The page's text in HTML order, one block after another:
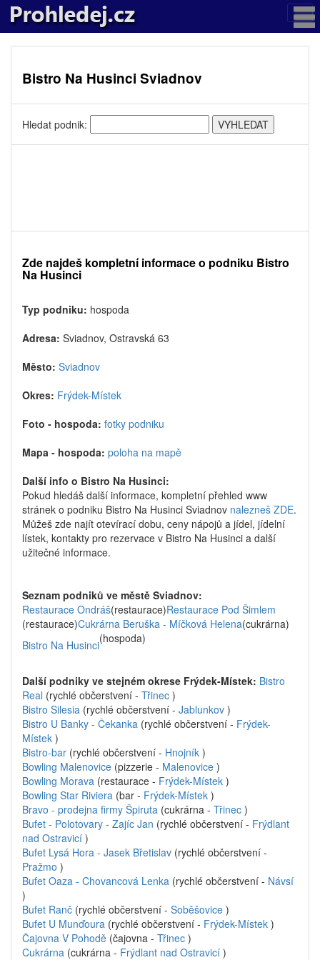
Bistro Na Husinci Sviadnov
Hledat podnik:
Zde najdeš kompletní informace o podniku Bistro
Na Husinci
Typ podniku: hospoda
Adresa: Sviadnov, Ostravská 63
Město: Sviadnov
Okres: Frýdek-Místek
Foto - hospoda: fotky podniku
Mapa - hospoda: poloha na mapě
Další info o Bistro Na Husinci:
Pokud hledáš další informace, kompletní přehled www
stránek o podniku Bistro Na Husinci Sviadnov nalezneš ZDE.
Můžeš zde najít otevírací dobu, ceny nápojů a jídel, jídelní
lístek, kontakty pro rezervace v Bistro Na Husinci a další
užitečné informace.
Seznam podniků ve městě Sviadnov:
Restaurace Ondráš(restaurace)Restaurace Pod Šimlem
(restaurace)Cukrárna Beruška - Míčková Helena(cukrárna)
Bistro Na Husinci(hospoda)
Další podniky ve stejném okrese Frýdek-Místek: Bistro
Real (rychlé občerstvení - Třinec )
Bistro Silesia (rychlé občerstvení - Jablunkov )
Bistro U Banky - Čekanka (rychlé občerstvení - Frýdek-
Místek )
Bistro-bar (rychlé občerstvení - Hnojník )
Bowling Malenovice (pizzerie - Malenovice )
Bowling Morava (restaurace - Frýdek-Místek )
Bowling Star Riviera (bar - Frýdek-Místek )
Bravo - prodejna firmy Špiruta (cukrárna - Třinec )
Bufet - Polotovary - Zajíc Jan (rychlé občerstvení - Frýdlant
nad Ostravicí )
Bufet Lysá Hora - Jasek Břetislav (rychlé občerstvení -
Pražmo )
Bufet Oaza - Chovancová Lenka (rychlé občerstvení - Návsí
)
Bufet Ranč (rychlé občerstvení - Soběšovice )
Bufet U Munďoura (rychlé občerstvení - Frýdek-Místek )
Čajovna V Pohodě (čajovna - Třinec )
Cukrárna (cukrárna - Frýdlant nad Ostravicí )